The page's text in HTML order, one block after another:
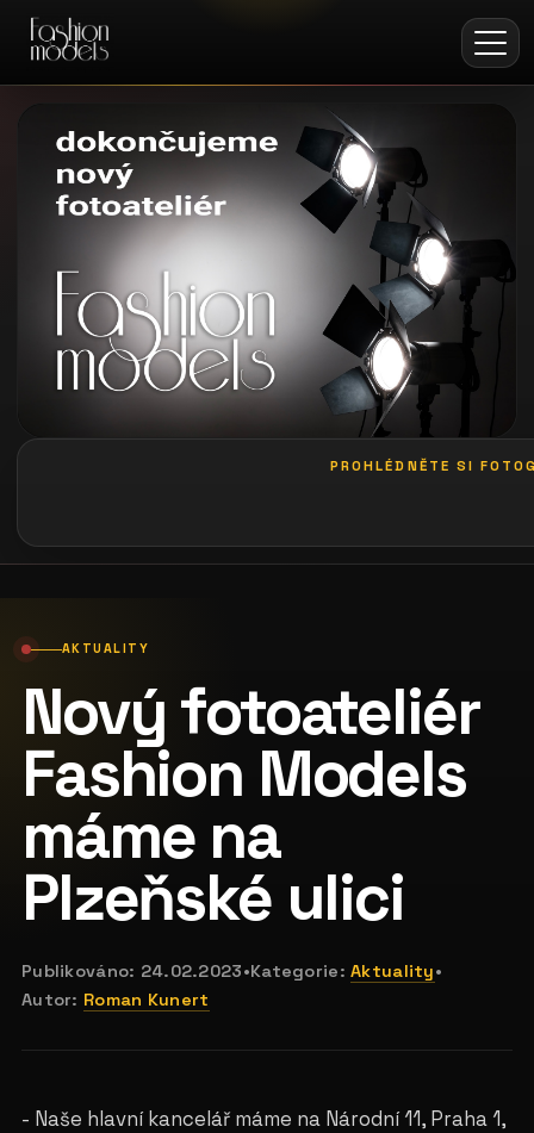
PROHLÉDNĚTE SI
AKTUALITY
Nový fotoateliér
Fashion Models
máme na
Plzeňské ulici
Publikováno: 24.02.2023•Kategorie:Aktuality•
Autor: Roman Kunert
- Naše hlavní kancelář máme na Národní 11, Praha 1,